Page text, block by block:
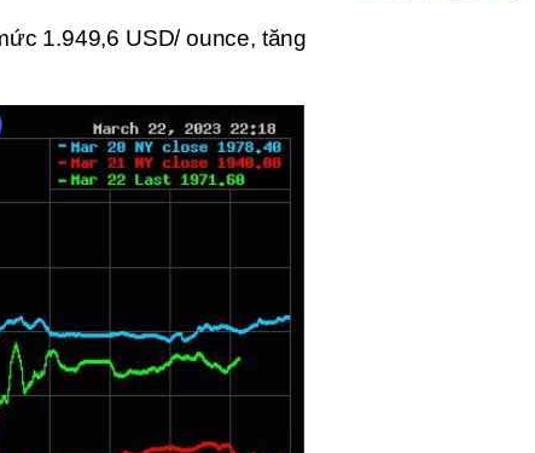
1.949,6 USD/ ounce, tăng